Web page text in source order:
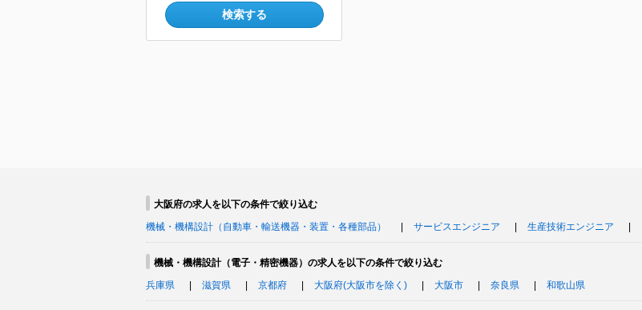
検索する
大阪府の求人を以下の条件で絞り込む
機械・機構設計（自動車・輸送機器・装置・各種部品）
サービスエンジニア 生産技術エンジニア
機械・機構設計（電子・精密機器）の求人を以下の条件で絞り込む
兵庫県
滋賀県 京都府 大阪府(大阪市を除く) 大阪市 奈良県 和歌山県